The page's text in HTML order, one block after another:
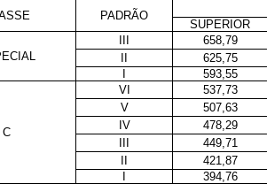
PADRÃO
SUPERIOR
III 658,79
II
625,75
I
593,55
C
VI 537,73
V
507,63
IV
478,29
III
449,71
II
421,87
I
394,76